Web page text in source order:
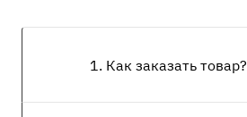
1. Как заказать товар?